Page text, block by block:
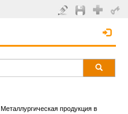
Металлургическая продукция в